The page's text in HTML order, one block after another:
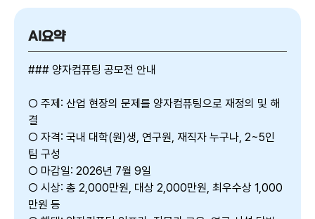
AI요약
### 양자컴퓨팅 공모전 안내
○ 주제: 산업 현장의 문제를 양자컴퓨팅으로 재정의 및 해
결
○ 자격: 국내 대학(원)생, 연구원, 재직자 누구나, 2~5인
팀 구성
○ 마감일: 2026년 7월 9일
○ 시상: 총 2,000만원, 대상 2,000만원, 최우수상 1,000
만원 등